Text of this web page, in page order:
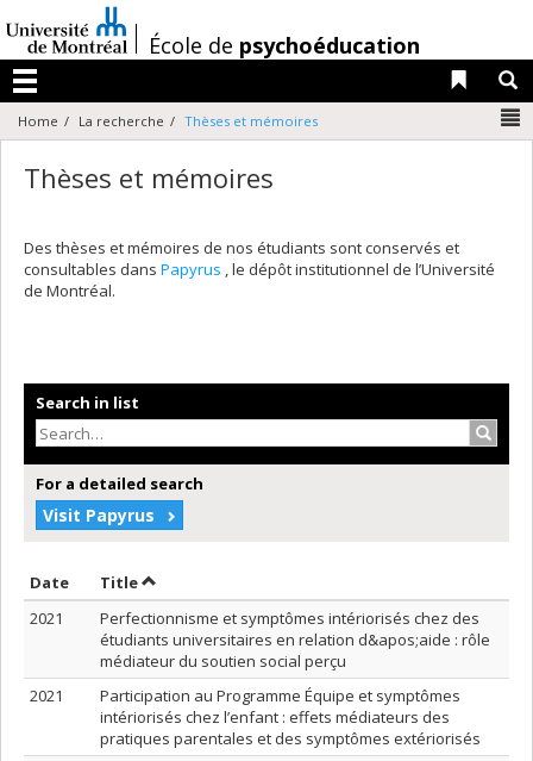
au
contenu
/École de psychoéducation
Menu
Liens
Home La recherche Thèses et mémoires
Thèses et mémoires
Des thèses et mémoires de nos étudiants sont conservés et
consultables dans Papyrus , le dépôt institutionnel de l’Université
de Montréal.
Search in list
For a detailed search
Visit Papyrus
Date Sort by date in ascending order
TitleSort by title in ascending order
2021
Perfectionnisme et symptômes intériorisés chez des
étudiants universitaires en relation d&apos;aide : rôle
médiateur du soutien social perçu
2021
Participation au Programme Équipe et symptômes
intériorisés chez l’enfant : effets médiateurs des
pratiques parentales et des symptômes extériorisés